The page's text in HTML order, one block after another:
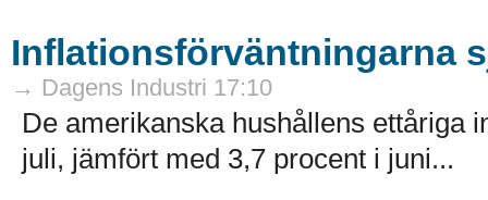
Inflationsförväntningarna
→ Dagens Industri 17:10
De amerikanska hushållens ettåriga
juli, jämfört med 3,7 procent i juni...